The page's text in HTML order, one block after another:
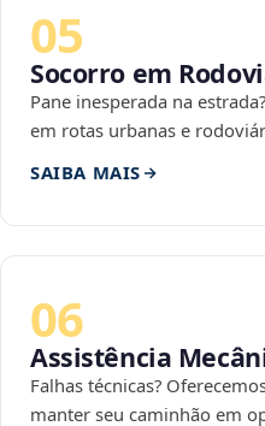
05
Socorro em
Pane inesperada na
em rotas urbanas e
SAIBA MAIS
06
Assistência
Falhas técnicas?
manter seu caminhão em